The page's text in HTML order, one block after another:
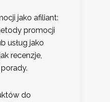
jako afiliant:
promocji
usług jako
recenzje,
do